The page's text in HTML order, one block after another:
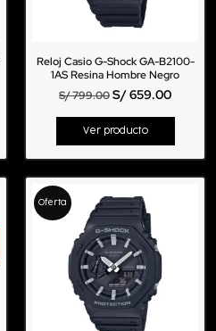
Reloj Casio G-Shock GA-B2100-
1AS Resina Hombre Negro
S/799.00S/659.00
Ver producto
Oferta